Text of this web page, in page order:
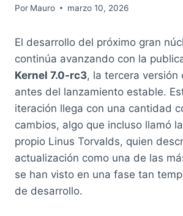
Por Mauro marzo 10, 2026
El desarrollo del próximo gran
continúa avanzando con la
Kernel 7.0-rc3, la tercera versión
antes del lanzamiento estable.
iteración llega con una cantidad
cambios, algo que incluso llamó
propio Linus Torvalds, quien
actualización como una de las
se han visto en una fase tan
de desarrollo.